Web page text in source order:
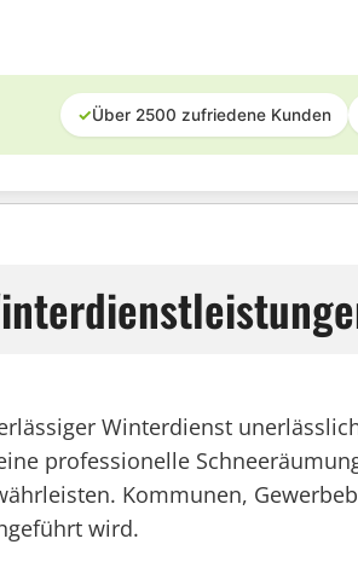
✓Über 2500 zufriedene Kunden
Winterdienst
professionelle
Kommunen,
wird.